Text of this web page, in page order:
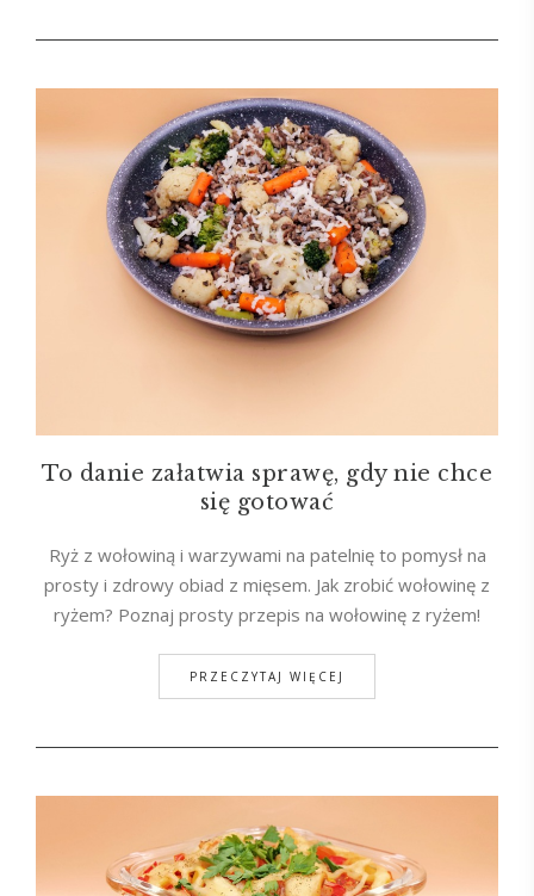
To danie załatwia sprawę, gdy nie chce
się gotować
Ryż z wołowiną i warzywami na patelnię to pomysł na
prosty i zdrowy obiad z mięsem. Jak zrobić wołowinę z
ryżem? Poznaj prosty przepis na wołowinę z ryżem!
PRZECZYTAJ WIĘCEJ